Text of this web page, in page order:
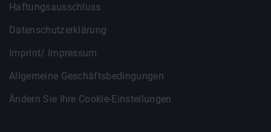
Haftungsausschluss
Datenschutzerklärung
Imprint/ Impressum
Allgemeine Geschäftsbedingungen
Ändern Sie Ihre Cookie-Einstellungen